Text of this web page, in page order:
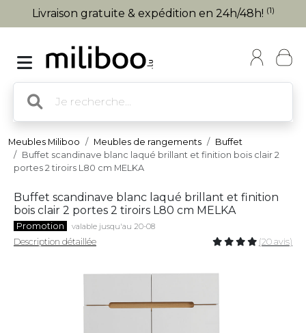
Livraison gratuite & expédition en 24h/48h! (1)
Meubles Miliboo Meubles de rangements
Buffet
Buffet scandinave blanc laqué brillant et finition bois clair 2
portes 2 tiroirs L80 cm MELKA
Buffet scandinave blanc laqué brillant et finition
bois clair 2 portes 2 tiroirs L80 cm MELKA
Promotion valable jusqu'au 20-08
Description détaillée (20 avis)